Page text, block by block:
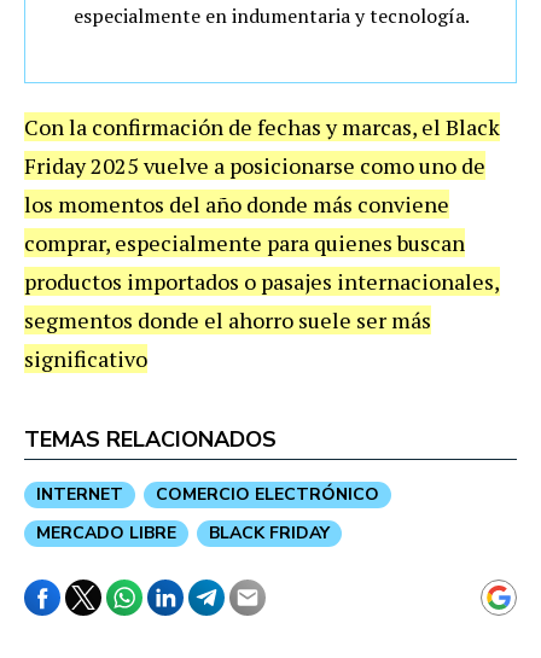
especialmente en indumentaria y tecnología.
Con la confirmación de fechas y marcas, el Black
Friday 2025 vuelve a posicionarse como uno de
los momentos del año donde más conviene
comprar, especialmente para quienes buscan
productos importados o pasajes internacionales,
segmentos donde el ahorro suele ser más
significativo
TEMAS RELACIONADOS
INTERNET
COMERCIO ELECTRÓNICO
MERCADO LIBRE
BLACK FRIDAY